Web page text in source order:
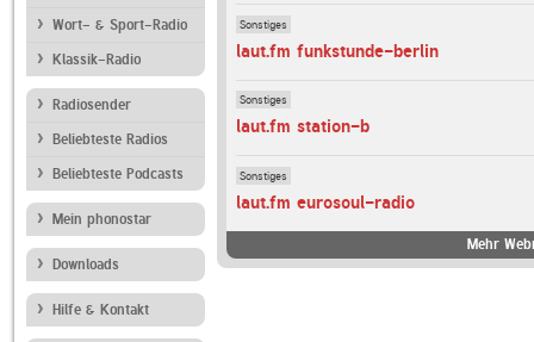
Wort- & Sport-Radio
Klassik-Radio
Radiosender
Beliebteste Radios
Beliebteste Podcasts
Mein phonostar
Downloads
Hilfe & Kontakt
Sonstiges
laut.fm funkstunde-berlin
Sonstiges
laut.fm station-b
Sonstiges
laut.fm eurosoul-radio
Mehr